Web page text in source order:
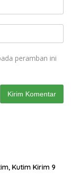
peramban ini
Kutim Kirim 9